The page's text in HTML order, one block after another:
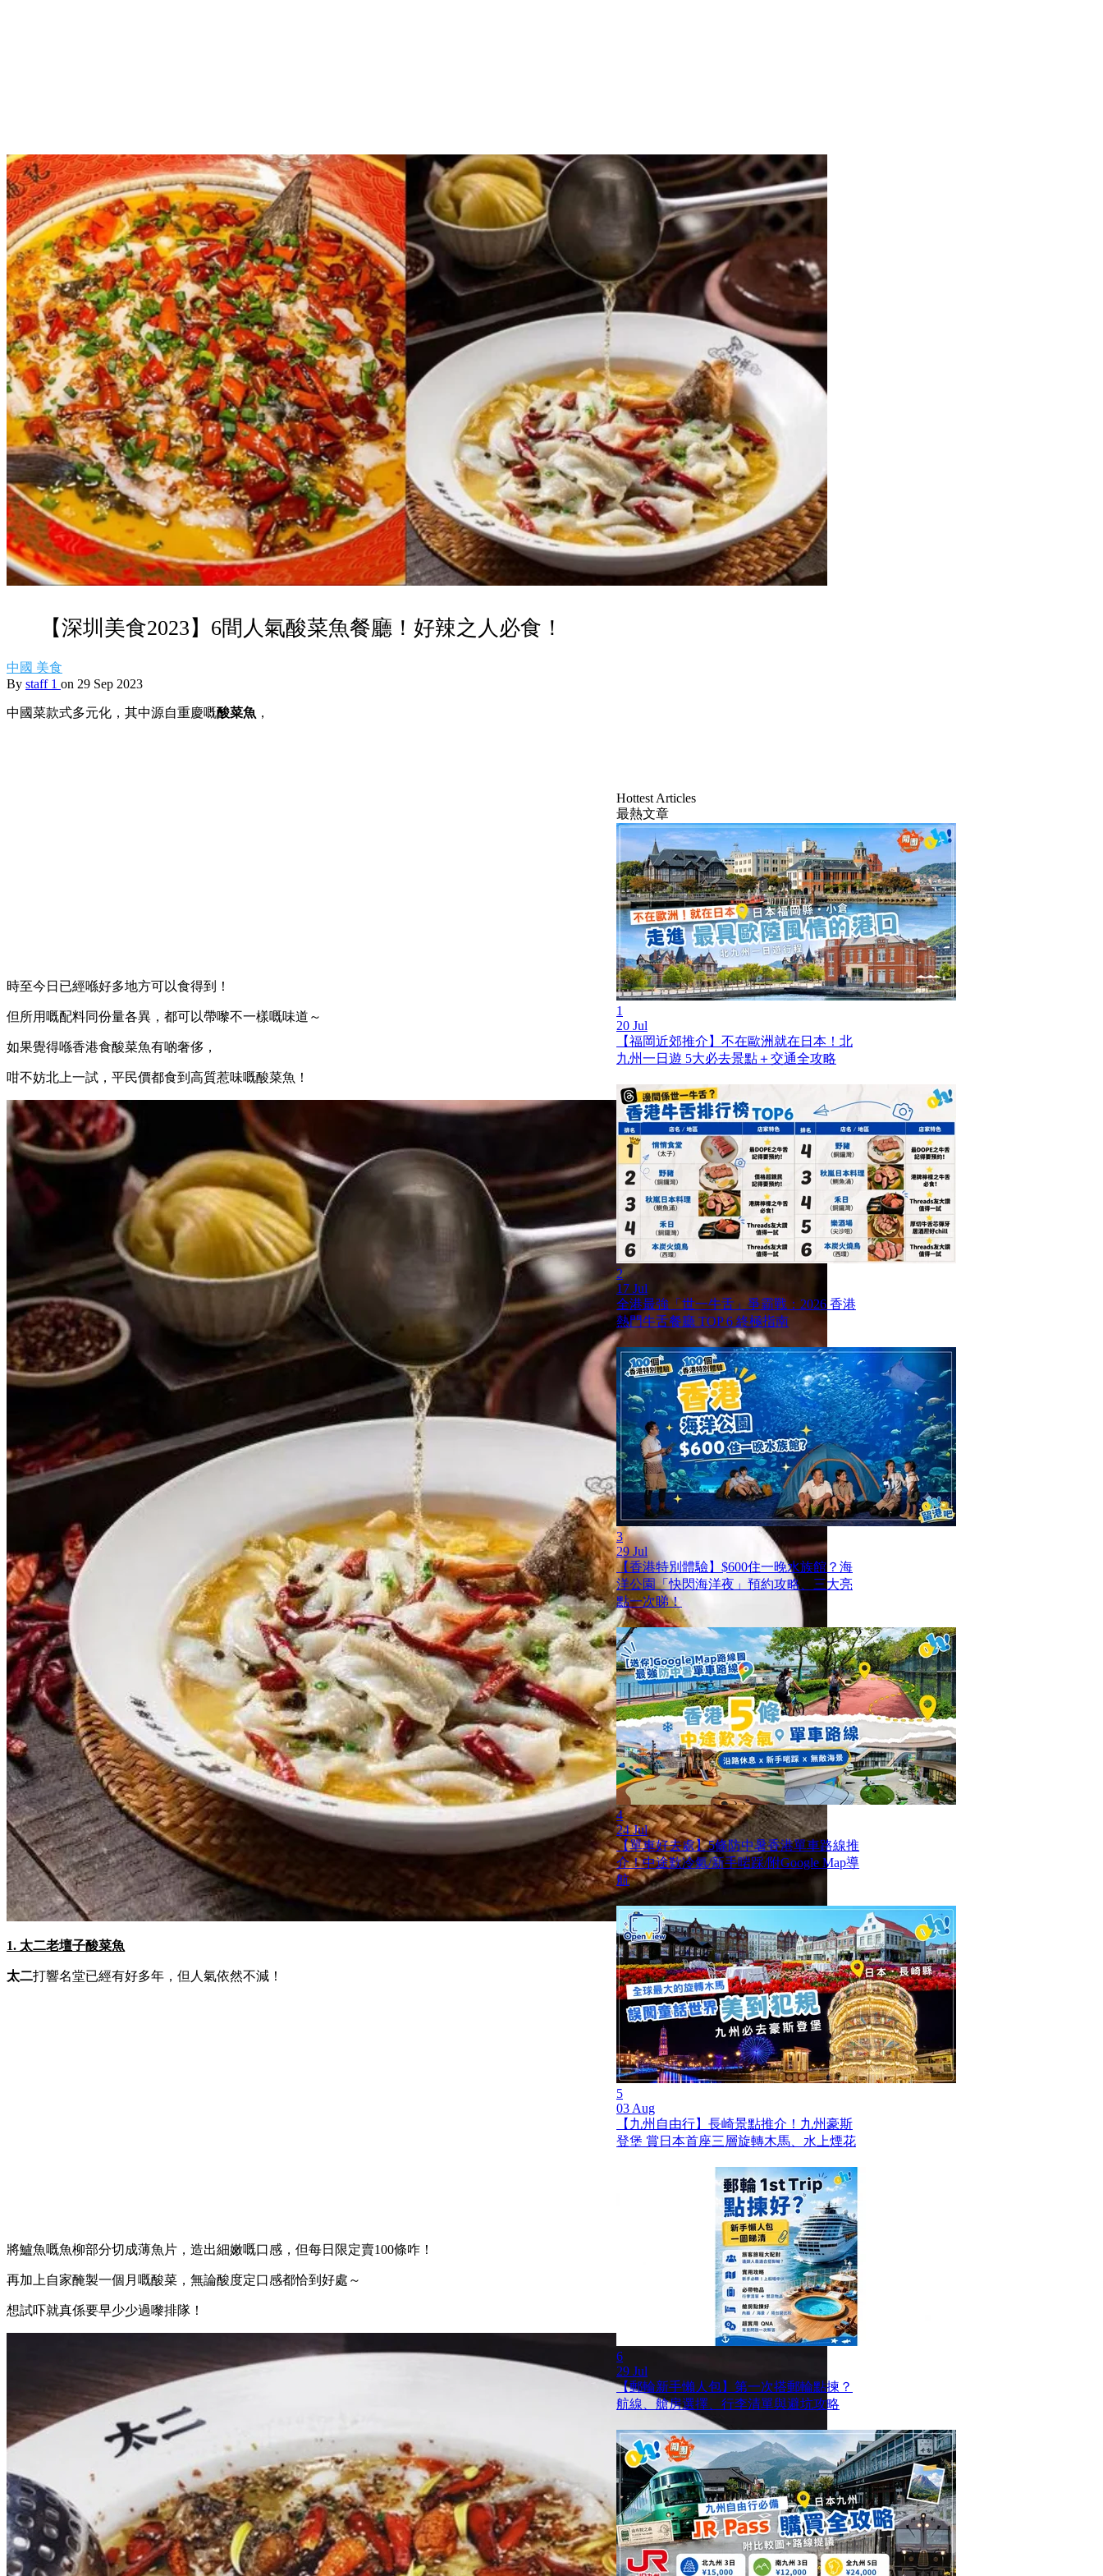
【深圳美食2023】6間人氣酸菜魚餐廳！好辣之人必食！
中國 美食
By staff 1 on 29 Sep 2023
中國菜款式多元化，其中源自重慶嘅酸菜魚 ，
時至今日已經喺好多地方可以食得到！
但所用嘅配料同份量各異，都可以帶嚟不一樣嘅味道～
如果覺得喺香港食酸菜魚有啲奢侈，
咁不妨北上一試，平民價都食到高質惹味嘅酸菜魚！
1. 太二老壇子酸菜魚
太二打響名堂已經有好多年，但人氣依然不減！
將鱸魚嘅魚柳部分切成薄魚片，造出細嫩嘅口感，但每日限定賣100條咋！
再加上自家醃製一個月嘅酸菜，無論酸度定口感都恰到好處～
想試吓就真係要早少少過嚟排隊！
Hottest Articles
最熱文章
1
20 Jul
【福岡近郊推介】不在歐洲就在日本！北
九州一日遊 5大必去景點＋交通全攻略
2
17 Jul
全港最強「世一牛舌」爭霸戰：2026 香港
熱門牛舌餐廳 TOP 6 終極指南
3
29 Jul
【香港特別體驗】$600住一晚水族館？海
洋公園「快閃海洋夜」預約攻略、三大亮
點一次睇！
4
24 Jul
【單車好去處】5條防中暑香港單車路線推
介！中途歎冷氣/新手啱踩/附Google Map導
航
5
03 Aug
【九州自由行】長崎景點推介！九州豪斯
登堡 賞日本首座三層旋轉木馬、水上煙花
6
29 Jul
【郵輪新手懶人包】第一次搭郵輪點揀？
航線、艙房選擇、行李清單與避坑攻略